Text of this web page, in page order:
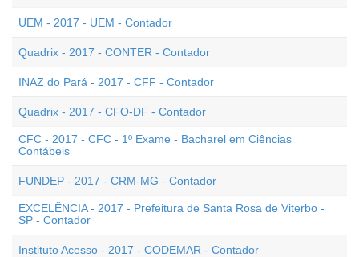
UEM - 2017 - UEM - Contador
Quadrix - 2017 - CONTER - Contador
INAZ do Pará - 2017 - CFF - Contador
Quadrix - 2017 - CFO-DF - Contador
CFC - 2017 - CFC - 1º Exame - Bacharel em Ciências
Contábeis
FUNDEP - 2017 - CRM-MG - Contador
EXCELÊNCIA - 2017 - Prefeitura de Santa Rosa de Viterbo -
SP - Contador
Instituto Acesso - 2017 - CODEMAR - Contador